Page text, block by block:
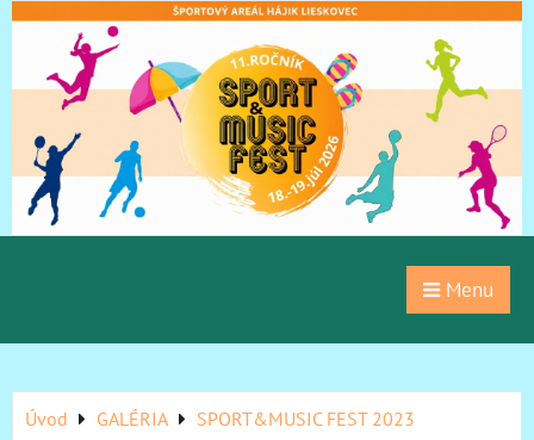
Menu
Úvod GALÉRIA SPORT&MUSIC FEST 2023